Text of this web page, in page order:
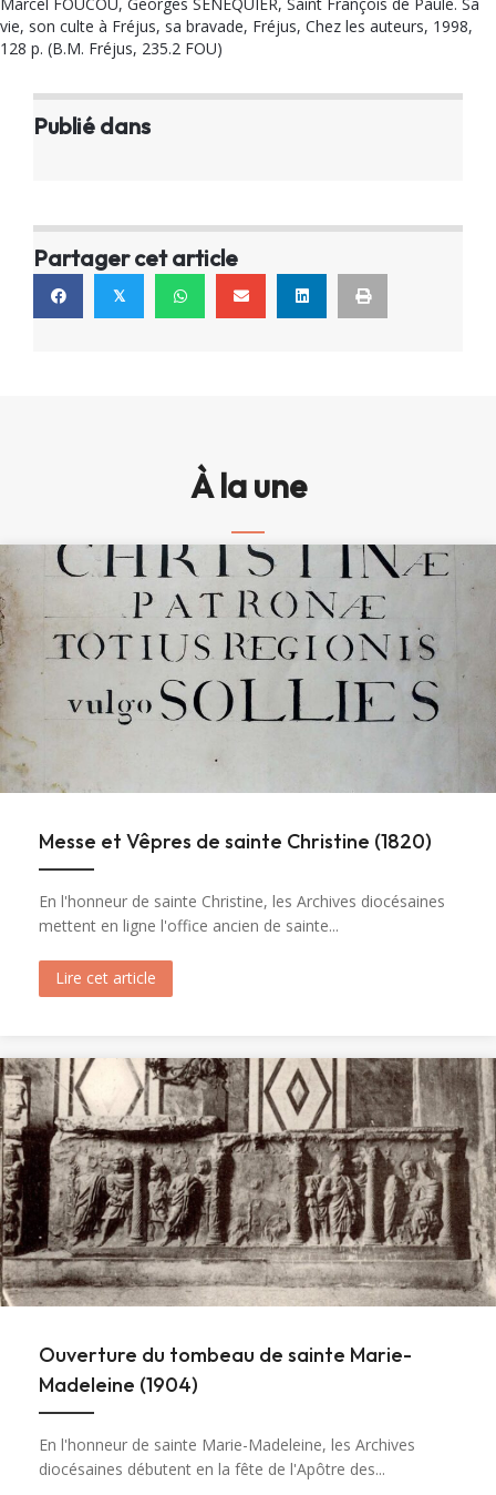
Marcel FOUCOU, Georges SÉNÉQUIER, Saint François de Paule. Sa
vie, son culte à Fréjus, sa bravade, Fréjus, Chez les auteurs, 1998,
128 p. (B.M. Fréjus, 235.2 FOU)
Publié dans
Partager cet article
𝕏
À la une
Messe et Vêpres de sainte Christine (1820)
En l'honneur de sainte Christine, les Archives diocésaines
mettent en ligne l'office ancien de sainte...
Lire cet article
Ouverture du tombeau de sainte Marie-
Madeleine (1904)
En l'honneur de sainte Marie-Madeleine, les Archives
diocésaines débutent en la fête de l'Apôtre des...